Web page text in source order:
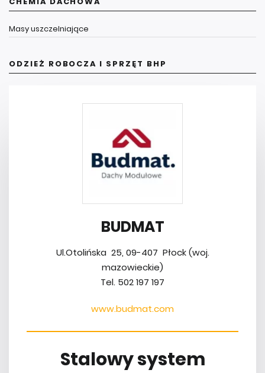
Masy uszczelniające
ODZIEŻ ROBOCZA I SPRZĘT BHP
BUDMAT
Ul.Otolińska 25, 09-407 Płock (woj.
mazowieckie)
Tel. 502 197 197
www.budmat.com
Stalowy system